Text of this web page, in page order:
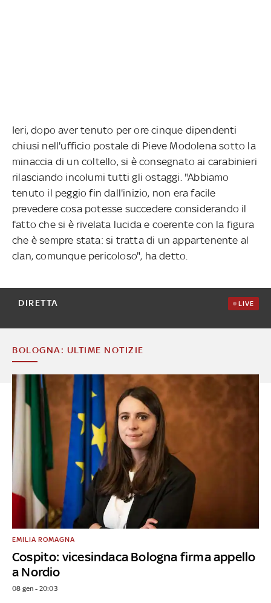
Ieri, dopo aver tenuto per ore cinque dipendenti
chiusi nell'ufficio postale di Pieve Modolena sotto la
minaccia di un coltello, si è consegnato ai carabinieri
rilasciando incolumi tutti gli ostaggi. "Abbiamo
tenuto il peggio fin dall'inizio, non era facile
prevedere cosa potesse succedere considerando il
fatto che si è rivelata lucida e coerente con la figura
che è sempre stata: si tratta di un appartenente al
clan, comunque pericoloso", ha detto.
DIRETTA LIVE
BOLOGNA: ULTIME NOTIZIE
Cospito: vicesindaca Bologna firma appello
a Nordio
EMILIA ROMAGNA
08 gen - 20:03